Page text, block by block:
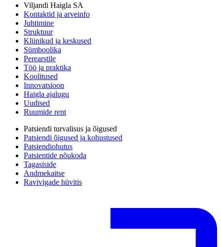
Viljandi Haigla SA
Kontaktid ja arveinfo
Juhtimine
Struktuur
Kliinikud ja keskused
Sümboolika
Perearstile
Töö ja praktika
Koolitused
Innovatsioon
Haigla ajalugu
Uudised
Ruumide rent
Patsiendi turvalisus ja õigused
Patsiendi õigused ja kohustused
Patsiendiohutus
Patsientide nõukoda
Tagasiside
Andmekaitse
Ravivigade hüvitis